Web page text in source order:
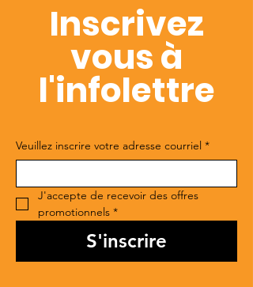
Inscrivez
vous à
l'infolettre
Veuillez inscrire votre adresse courriel *
J'accepte de recevoir des offres
promotionnels *
S'inscrire